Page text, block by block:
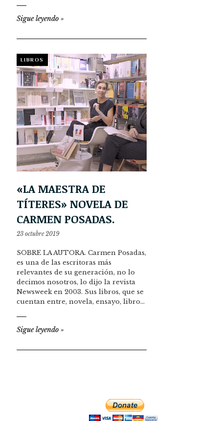
Sigue leyendo »
LIBROS
«LA MAESTRA DE
TÍTERES» NOVELA DE
CARMEN POSADAS.
23 octubre 2019
SOBRE LA AUTORA. Carmen Posadas,
es una de las escritoras más
relevantes de su generación, no lo
decimos nosotros, lo dijo la revista
Newsweek en 2003. Sus libros, que se
cuentan entre, novela, ensayo, libro…
Sigue leyendo »